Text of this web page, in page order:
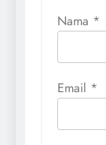
Nama *
Email *